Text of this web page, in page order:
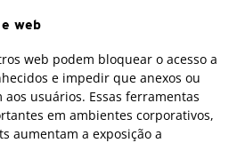
web
web podem bloquear o acesso a
e impedir que anexos ou
usuários. Essas ferramentas
em ambientes corporativos,
aumentam a exposição a